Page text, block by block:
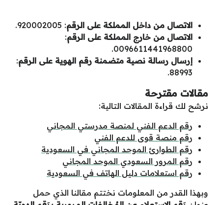
الاتصال من داخل المملكة على الرقم: 920002005.
الاتصال من خارج المملكة على الرقم:
0096611441968800.
إرسال رسالة نصية متضمنة رقم الهوية على الرقم:
88993.
مقالات مقترحة
نرشح لك قراءة المقالات التالية:
رقم الدعم الفني لمنصة مدرستي المجاني
رقم منصة قوى للدعم الفني
رقم الطوارئ الموحد المجاني في السعودية
رقم المرور السعودي الموحد المجاني
رقم استعلامات دليل الهاتف في السعودية
وبهذا القدر من المعلومات نختتم مقالنا الذي حمل